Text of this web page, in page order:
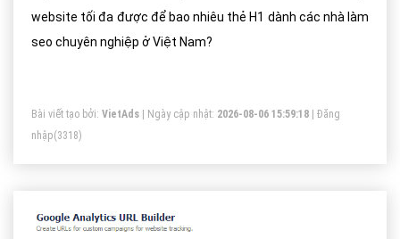
website tối đa được để bao nhiêu thẻ H1 dành các nhà làm
seo chuyên nghiệp ở Việt Nam?
Bài viết tạo bởi: VietAds | Ngày cập nhật: 2026-08-06 15:59:18
Đăng
nhập(3318)